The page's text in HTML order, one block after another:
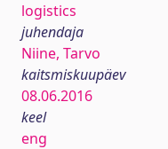
logistics
juhendaja
Niine, Tarvo
kaitsmiskuupäev
08.06.2016
keel
eng